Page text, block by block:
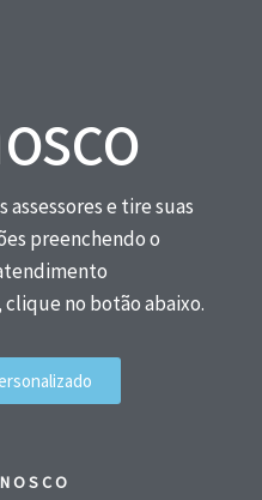
e tire suas
preenchendo o
no botão abaixo.